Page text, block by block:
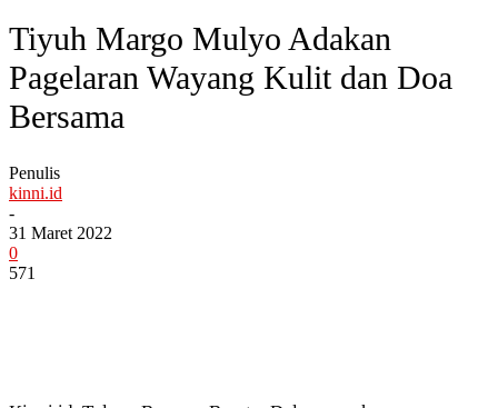
Tiyuh Margo Mulyo Adakan
Pagelaran Wayang Kulit dan Doa
Bersama
Penulis
kinni.id
-
31 Maret 2022
0
571